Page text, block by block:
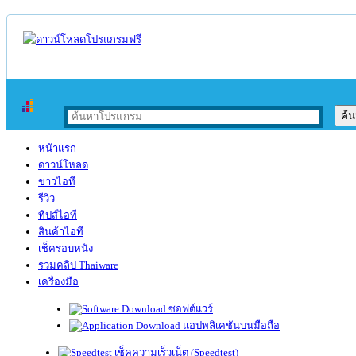
หน้าแรก
ดาวน์โหลด
ข่าวไอที
รีวิว
ทิปส์ไอที
สินค้าไอที
เช็ครอบหนัง
รวมคลิป Thaiware
เครื่องมือ
ซอฟต์แวร์
แอปพลิเคชันบนมือถือ
เช็คความเร็วเน็ต (Speedtest)